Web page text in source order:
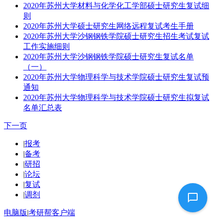
2020年苏州大学材料与化学化工学部硕士研究生复试细
则
2020年苏州大学硕士研究生网络远程复试考生手册
2020年苏州大学沙钢钢铁学院硕士研究生招生考试复试
工作实施细则
2020年苏州大学沙钢钢铁学院硕士研究生复试名单
（一）
2020年苏州大学物理科学与技术学院硕士研究生复试预
通知
2020年苏州大学物理科学与技术学院硕士研究生拟复试
名单汇总表
下一页
|报考
|备考
|研招
|论坛
|复试
|调剂
电脑版|考研帮客户端